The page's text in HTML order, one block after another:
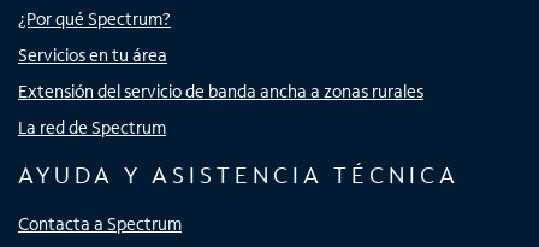
¿Por qué Spectrum?
Servicios en tu área
Extensión del servicio de banda ancha a zonas rurales
La red de Spectrum
AYUDA Y ASISTENCIA TÉCNICA
Contacta a Spectrum